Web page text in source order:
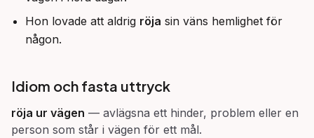
Hon lovade att aldrig röja sin väns hemlighet för
någon.
Idiom och fasta uttryck
röja ur vägen — avlägsna ett hinder, problem eller en
person som står i vägen för ett mål.